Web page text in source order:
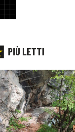
PIÙ LETTI